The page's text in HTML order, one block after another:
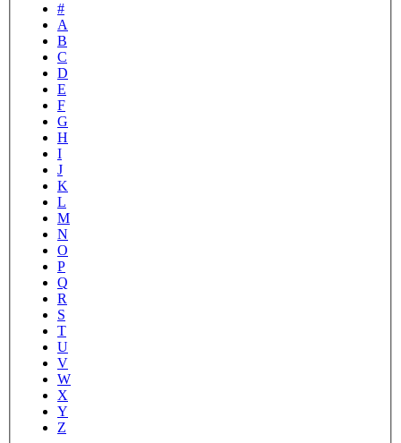
#
A
B
C
D
E
F
G
H
I
J
K
L
M
N
O
P
Q
R
S
T
U
V
W
X
Y
Z